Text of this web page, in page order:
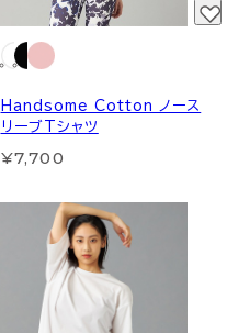
Handsome Cotton ノース
リーブTシャツ
¥7,700